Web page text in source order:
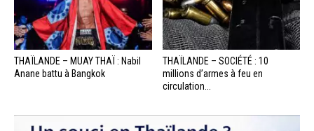
THAÏLANDE – MUAY THAÏ : Nabil
Anane battu à Bangkok
THAÏLANDE – SOCIÉTÉ : 10
millions d’armes à feu en
circulation...